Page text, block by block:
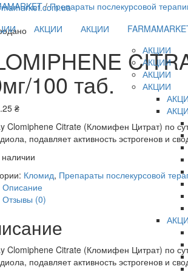
АКЦИИ АКЦИИ
АКЦИИ
АКЦИИ
АКЦИИ
АКЦИИ
/Препараты послекурсовой
100 таб.
₴
Clomiphene Citrate (Кломифен Цитрат) по
подавляет активность эстрогенов и
Кломид, Препараты послекурсовой
Описание
Отзывы (0)
Clomiphene Citrate (Кломифен Цитрат) по
подавляет активность эстрогенов и